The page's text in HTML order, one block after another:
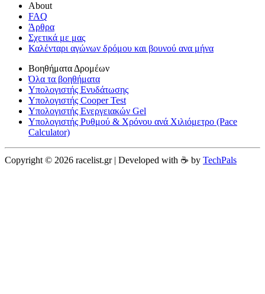
About
FAQ
Άρθρα
Σχετικά με μας
Καλένταρι αγώνων δρόμου και βουνού ανα μήνα
Βοηθήματα Δρομέων
Όλα τα βοηθήματα
Υπολογιστής Ενυδάτωσης
Υπολογιστής Cooper Test
Υπολογιστής Ενεργειακών Gel
Υπολογιστής Ρυθμού & Χρόνου ανά Χιλιόμετρο (Pace
Calculator)
Copyright © 2026 racelist.gr | Developed with ☕️ by TechPals